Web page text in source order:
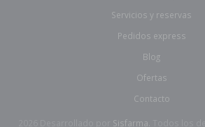
Servicios y reservas
Pedidos express
Blog
Ofertas
Contacto
Sisfarma.